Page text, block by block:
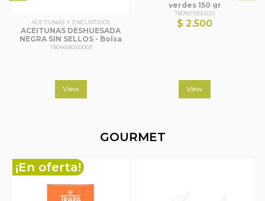
ACEITUNAS Y ENCURTIDOS
ACEITUNAS DESHUESADA
NEGRA SIN SELLOS - Bolsa
1 KG
7804668260003
View
verdes 150 gr
7809511900525
$ 2.500
View
GOURMET
¡En oferta!